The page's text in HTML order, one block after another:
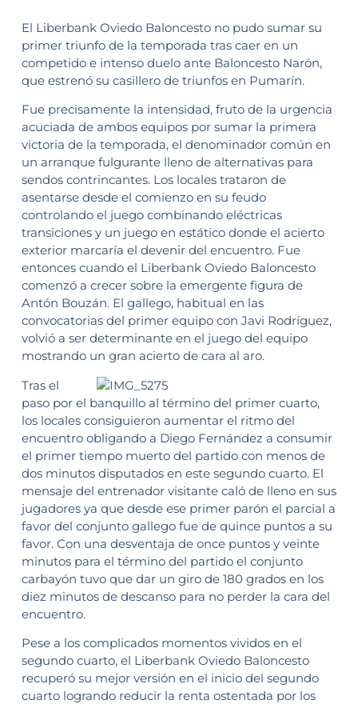
El Liberbank Oviedo Baloncesto no pudo sumar su
primer triunfo de la temporada tras caer en un
competido e intenso duelo ante Baloncesto Narón,
que estrenó su casillero de triunfos en Pumarín.
Fue precisamente la intensidad, fruto de la urgencia
acuciada de ambos equipos por sumar la primera
victoria de la temporada, el denominador común en
un arranque fulgurante lleno de alternativas para
sendos contrincantes. Los locales trataron de
asentarse desde el comienzo en su feudo
controlando el juego combinando eléctricas
transiciones y un juego en estático donde el acierto
exterior marcaría el devenir del encuentro. Fue
entonces cuando el Liberbank Oviedo Baloncesto
comenzó a crecer sobre la emergente figura de
Antón Bouzán. El gallego, habitual en las
convocatorias del primer equipo con Javi Rodríguez,
volvió a ser determinante en el juego del equipo
mostrando un gran acierto de cara al aro.
Tras el
paso por el banquillo al término del primer cuarto,
los locales consiguieron aumentar el ritmo del
encuentro obligando a Diego Fernández a consumir
el primer tiempo muerto del partido con menos de
dos minutos disputados en este segundo cuarto. El
mensaje del entrenador visitante caló de lleno en sus
jugadores ya que desde ese primer parón el parcial a
favor del conjunto gallego fue de quince puntos a su
favor. Con una desventaja de once puntos y veinte
minutos para el término del partido el conjunto
carbayón tuvo que dar un giro de 180 grados en los
diez minutos de descanso para no perder la cara del
encuentro.
Pese a los complicados momentos vividos en el
segundo cuarto, el Liberbank Oviedo Baloncesto
recuperó su mejor versión en el inicio del segundo
cuarto logrando reducir la renta ostentada por los